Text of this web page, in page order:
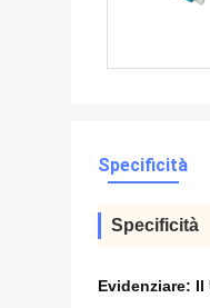
Specificità
Specificità
Evidenziare: Il